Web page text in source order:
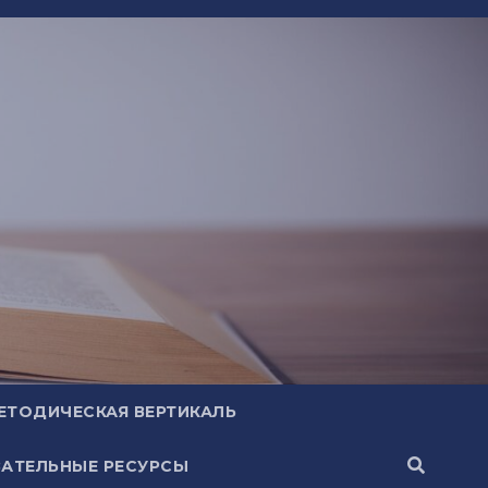
ВЕРТИКАЛЬ
РЕСУРСЫ